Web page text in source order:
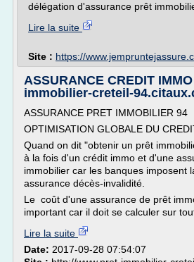
délégation d'assurance prêt
Lire la suite
Site : https://
ASSURANCE CREDIT
immobilier-creteil-
ASSURANCE PRET IMMOBILIER 94
OPTIMISATION GLOBALE DU
Quand on dit "obtenir un prêt
à la fois d'un crédit immo et d'une
immobilier car les banques imposent
assurance décès-invalidité.
Le coût d'une assurance de prêt
important car il doit se calculer sur
Lire la suite
Date: 2017-09-28 07:54:07